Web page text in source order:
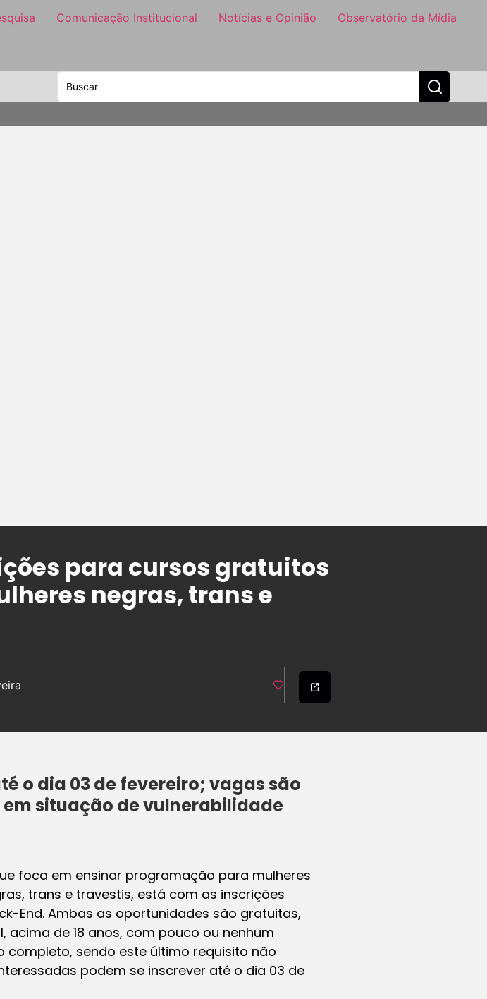
Comunicação Institucional Notícias e Opinião Observatório da Mídia
para cursos gratuitos
negras, trans e
o dia 03 de fevereiro; vagas são
situação de vulnerabilidade
foca em ensinar programação para mulheres
trans e travestis, está com as inscrições
End. Ambas as oportunidades são gratuitas,
acima de 18 anos, com pouco ou nenhum
sendo este último requisito não
podem se inscrever até o dia 03 de